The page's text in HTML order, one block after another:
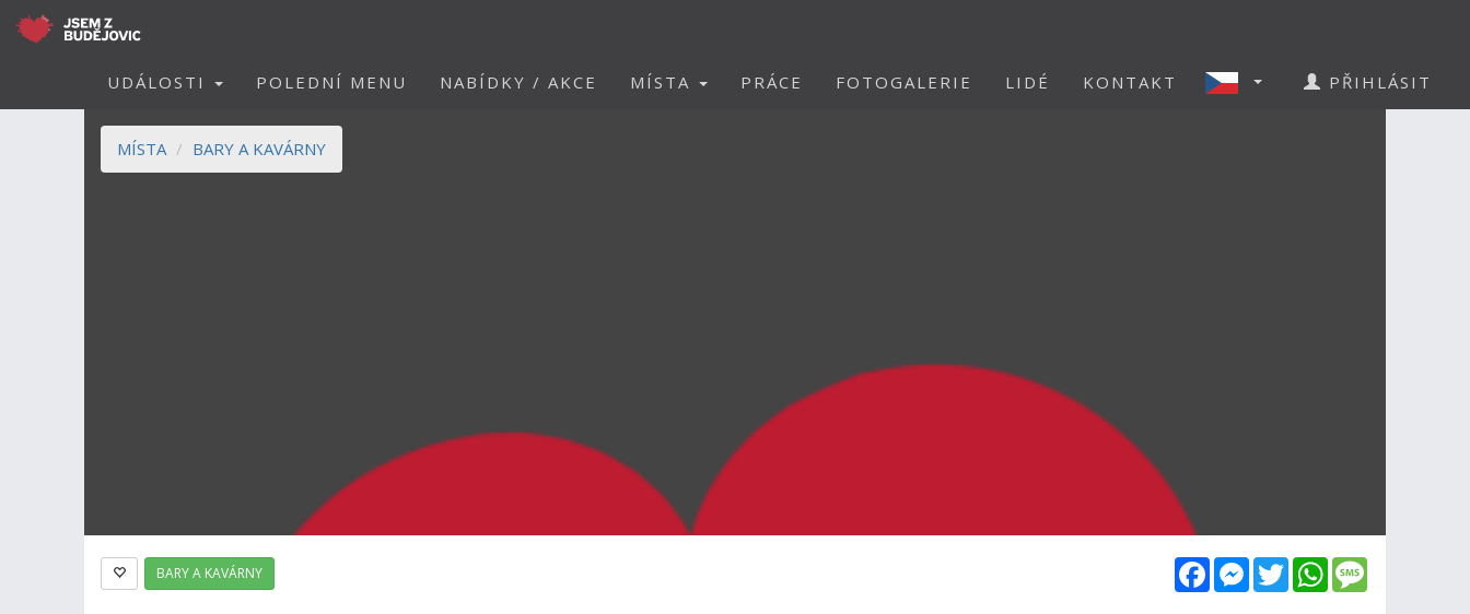
UDÁLOSTI POLEDNÍ MENU NABÍDKY / AKCE MÍSTA PRÁCE FOTOGALERIE LIDÉ KONTAKT PŘIHLÁSIT
MÍSTA BARY A KAVÁRNY
FacebookMessenger
TwitterWhatsApp
BARY A KAVÁRNY